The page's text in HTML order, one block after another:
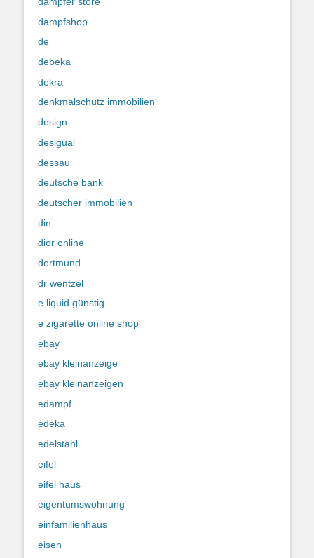
dampfshop
de
debeka
dekra
denkmalschutz immobilien
design
desigual
dessau
deutsche bank
deutscher immobilien
din
dior online
dortmund
dr wentzel
e liquid günstig
e zigarette online shop
ebay
ebay kleinanzeige
ebay kleinanzeigen
edampf
edeka
edelstahl
eifel
eifel haus
eigentumswohnung
einfamilienhaus
eisen